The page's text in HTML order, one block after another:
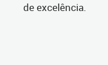
de excelência.